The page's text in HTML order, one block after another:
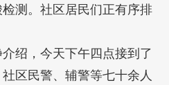
测。社区居民们正有序排
绍，今天下午四点接到了
区民警、辅警等七十余人